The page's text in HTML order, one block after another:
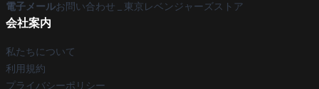
電子メールお問い合わせ _ 東京レベンジャーズストア
会社案内
私たちについて
利用規約
プライバシーポリシー